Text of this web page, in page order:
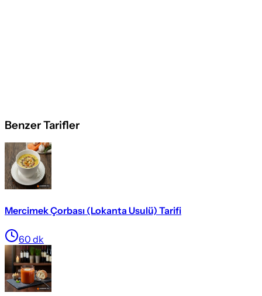
Benzer Tarifler
Mercimek Çorbası (Lokanta Usulü) Tarifi
60 dk